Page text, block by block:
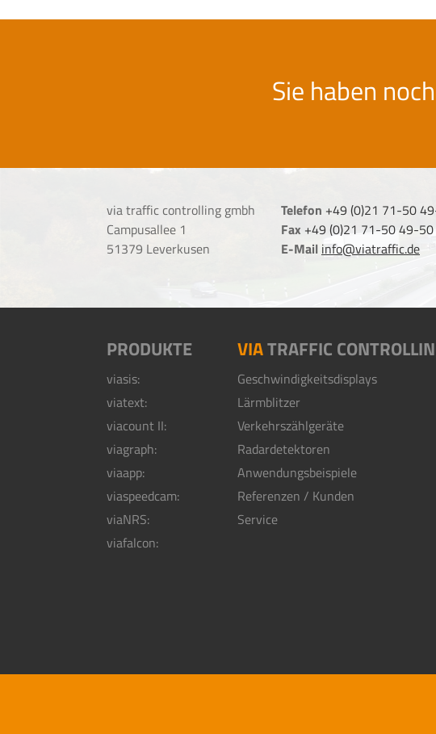
Sie haben
via traffic controlling gmbh
Campusallee 1
51379 Leverkusen
Telefon +49 (0)21 71-50
Fax +49 (0)21 71-50 49-50
E-Mail info@viatraffic.de
PRODUKTE
viasis:
viatext:
viacount II:
viagraph:
viaapp:
viaspeedcam:
viaNRS:
viafalcon:
VIATRAFFIC
Geschwindigkeitsdisplays
Lärmblitzer
Verkehrszählgeräte
Radardetektoren
Anwendungsbeispiele
Referenzen / Kunden
Service